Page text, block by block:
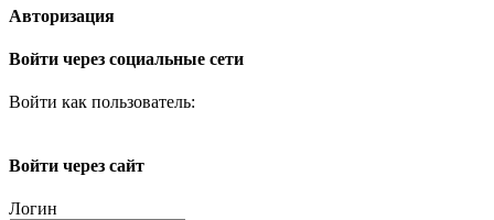
Авторизация
Войти через социальные сети
Войти как пользователь:
Войти через сайт
Логин